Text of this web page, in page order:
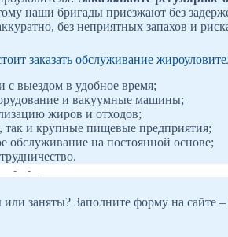
наши бригады приезжают без
без неприятных запахов и
заказать обслуживание
с выездом в удобное время;
и вакуумные машины;
жиров и отходов;
и крупные пищевые предприятия;
обслуживание на постоянной основе;
заняты? Заполните форму на сайте